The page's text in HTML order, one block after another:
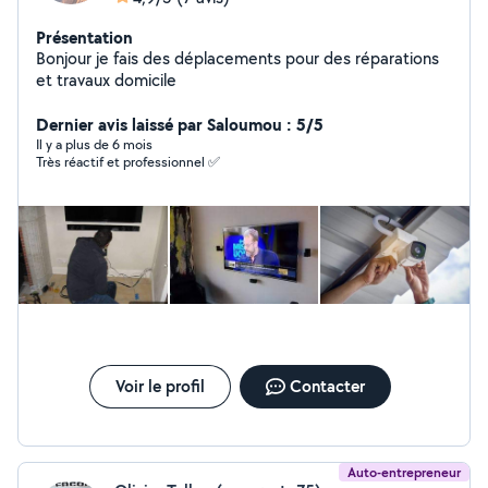
Présentation
Bonjour je fais des déplacements pour des réparations
et travaux domicile
Dernier avis laissé par Saloumou : 5/5
Il y a plus de 6 mois
Très réactif et professionnel ✅
Voir le profil Contacter
Auto-entrepreneur